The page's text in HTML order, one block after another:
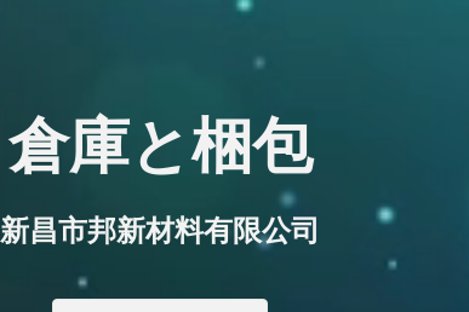
倉庫と梱包
新昌市邦新材料有限公司